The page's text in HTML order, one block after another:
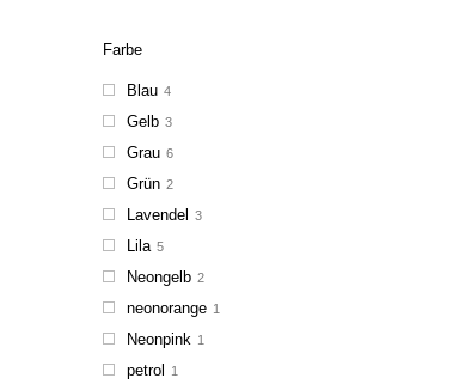
Farbe
Blau 4
Gelb 3
Grau 6
Grün 2
Lavendel 3
Lila 5
Neongelb 2
neonorange 1
Neonpink 1
petrol 1